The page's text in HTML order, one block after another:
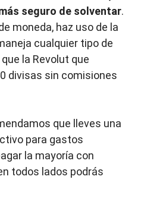
seguro de solventar.
moneda, haz uso de la
cualquier tipo de
la Revolut que
divisas sin comisiones
que lleves una
para gastos
la mayoría con
todos lados podrás